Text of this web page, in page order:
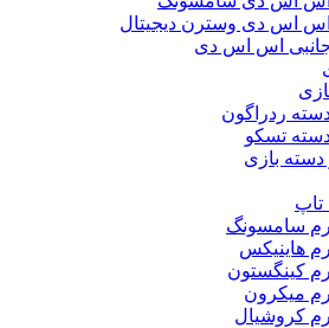
اس اس دی وسترن دیجیتال
جانبی اس اس دی
ردراگون
تسکو
بازی
رم سامسونگ
رم هاینیکس
رم کینگستون
رم میکرون
رم کروشیال